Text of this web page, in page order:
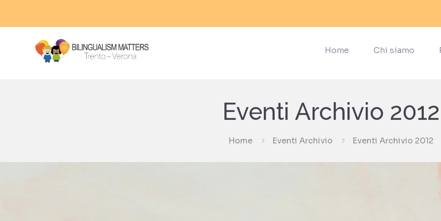
Home Chi siamo
Eventi Archivio 2012
Home Eventi Archivio Eventi Archivio 2012